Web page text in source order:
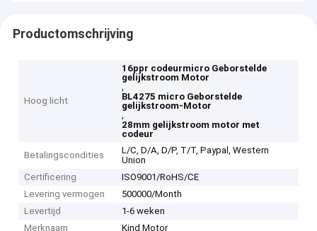
Productomschrijving
Hoog licht
16ppr codeurmicro Geborstelde
gelijkstroom Motor
,
BL4275 micro Geborstelde
gelijkstroom-Motor
,
28mm gelijkstroom motor met
codeur
Betalingscondities
L/C, D/A, D/P, T/T, Paypal, Western
Union
Certificering
ISO9001/RoHS/CE
Levering vermogen
500000/Month
Levertijd
1-6 weken
Merknaam
Kind Motor